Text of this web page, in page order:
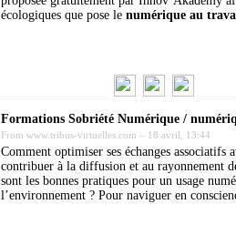
écologiques que pose le numérique au
Formations Sobriété Numérique /
From www.tribus-virtuelles.com – 18 avril, 13:44
Comment optimiser ses échanges associatifs
contribuer à la diffusion et au rayonnement
sont les bonnes pratiques pour un usage
l’environnement ? Pour naviguer en